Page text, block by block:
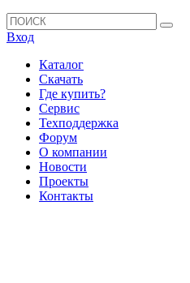
Вход
Каталог
Скачать
Где купить?
Сервис
Техподдержка
Форум
О компании
Новости
Проекты
Контакты